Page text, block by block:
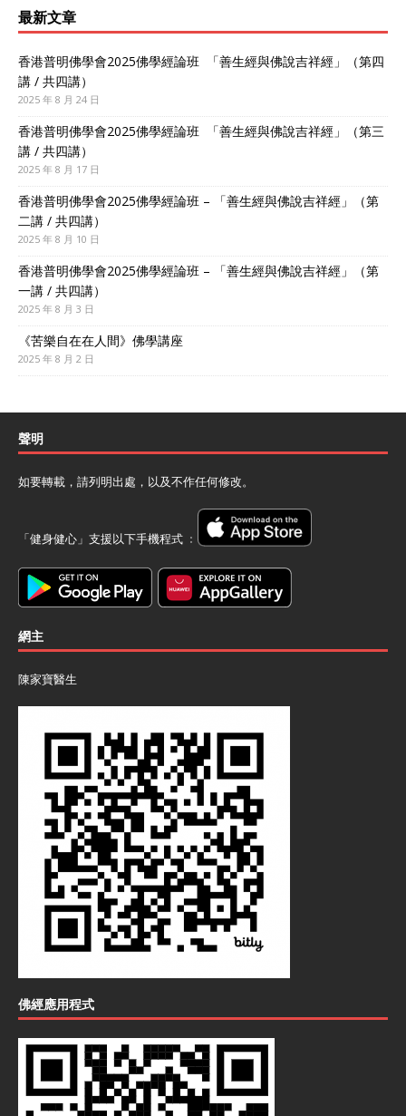
最新文章
香港普明佛學會2025佛學經論班 「善生經與佛說吉祥經」（第四
講 / 共四講）
2025 年 8 月 24 日
香港普明佛學會2025佛學經論班 「善生經與佛說吉祥經」（第三
講 / 共四講）
2025 年 8 月 17 日
香港普明佛學會2025佛學經論班 – 「善生經與佛說吉祥經」（第
二講 / 共四講）
2025 年 8 月 10 日
香港普明佛學會2025佛學經論班 – 「善生經與佛說吉祥經」（第
一講 / 共四講）
2025 年 8 月 3 日
《苦樂自在在人間》佛學講座
2025 年 8 月 2 日
聲明
如要轉載，請列明出處，以及不作任何修改。
「健身健心」支援以下手機程式 ﹕
網主
陳家寶醫生
佛經應用程式